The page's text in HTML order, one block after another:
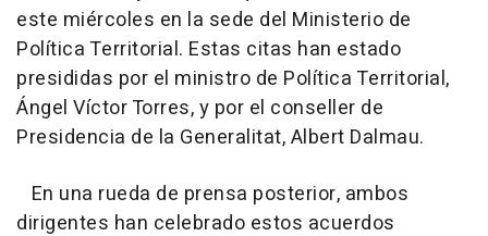
este miércoles en la sede del Ministerio de
Política Territorial. Estas citas han estado
presididas por el ministro de Política Territorial,
Ángel Víctor Torres, y por el conseller de
Presidencia de la Generalitat, Albert Dalmau.
En una rueda de prensa posterior, ambos
dirigentes han celebrado estos acuerdos